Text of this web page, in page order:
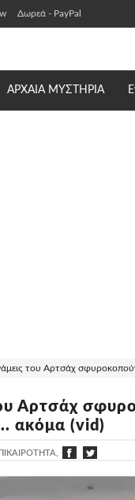
Δωρεά - PayPal
ΑΡΧΑΙΑ ΜΥΣΤΗΡΙΑ
του Αρτσάχ
Αρτσάχ
ακόμα (vid)